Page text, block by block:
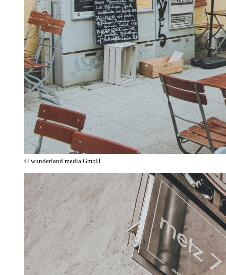
© wunderland media GmbH